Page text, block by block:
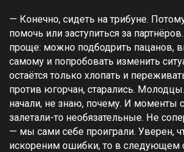
— Конечно, сидеть на трибуне.
помочь или заступиться за
проще: можно подбодрить пацанов,
самому и попробовать изменить
остаётся только хлопать и
против югорчан, старались.
начали, не знаю, почему. И моменты
залетали-то необязательные. Не
— мы сами себе проиграли. Уверен,
искореним ошибки, то в следующем